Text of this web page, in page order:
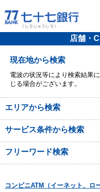
店舗・
現在地から検索
電波の状況等により検索結果
じる場合がございます。
エリアから検索
サービス条件から検索
フリーワード検索
コンビニATM（イーネット、ロ